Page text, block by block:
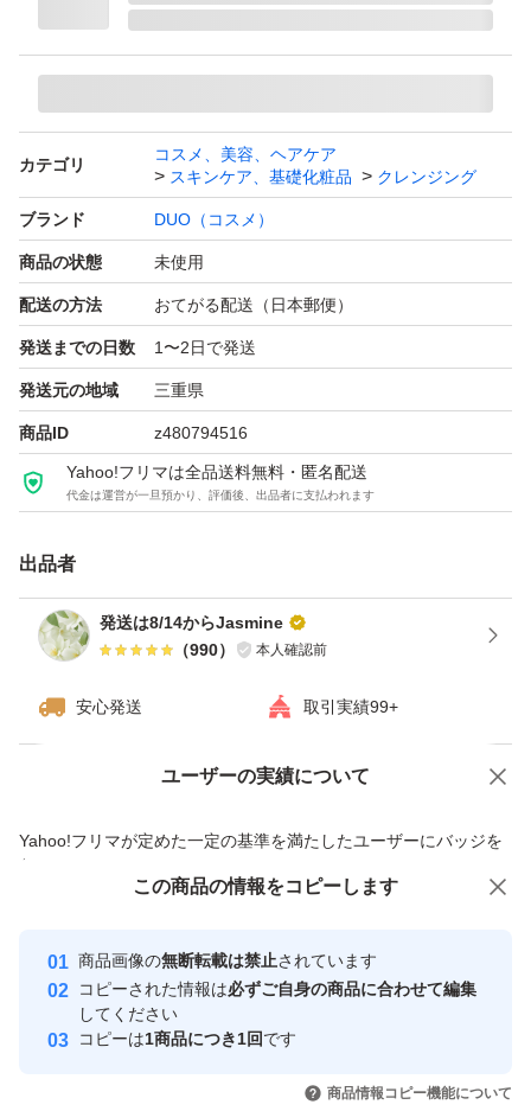
カテゴリ
コスメ、美容、ヘアケア
スキンケア、基礎化粧品
クレンジング
ブランド DUO（コスメ）
商品の状態 未使用
配送の方法 おてがる配送（日本郵便）
発送までの日数 1〜2日で発送
発送元の地域 三重県
商品ID z480794516
Yahoo!フリマは全品送料無料・匿名配送
代金は運営が一旦預かり、評価後、出品者に支払われます
出品者
発送は8/14からJasmine
（990） 本人確認前
安心発送 取引実績99+
ユーザーの実績について
Yahoo!フリマが定めた一定の基準を満たしたユーザーにバッジを
付与しています
安心取引出品者
心・安全なユーザーです
取引実績
引を完了させた実績があります
価格の相談 商品への質問
この商品の情報をコピーします
商品画像の無断転載は禁止されています
コピーされた情報は必ずご自身の商品に合わせて編集
してください
コピーは1商品につき1回です
商品情報コピー機能について
この商品をみている人にオススメ